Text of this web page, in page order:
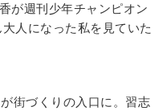
が週刊少年チャンピオン
人になった私を見ていた
街づくりの入口に。習志